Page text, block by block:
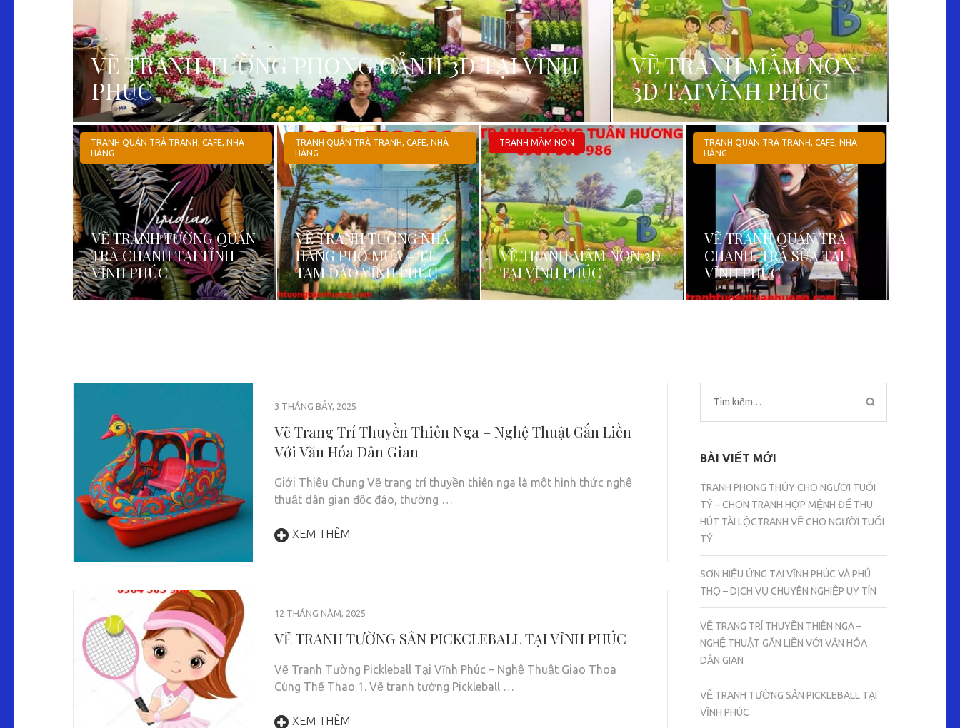
VẼ TRANH TƯỜNG PHONG CẢNH 3D TẠI VĨNH
PHÚC
VẼ TRANH MẦM NON
3D TẠI VĨNH PHÚC
TRANH QUÁN TRÀ TRANH, CAFE, NHÀ
HÀNG
VẼ TRANH TƯỜNG QUÁN
TRÀ CHANH TẠI TỈNH
VĨNH PHÚC
TRANH QUÁN TRÀ TRANH, CAFE, NHÀ
HÀNG
VẼ TRANH TƯỜNG NHÀ
HÀNG PHỐ MƯA – TT
TAM ĐẢO VĨNH PHÚC
TRANH MẦM NON
VẼ TRANH MẦM NON 3D
TẠI VĨNH PHÚC
TRANH QUÁN TRÀ TRANH, CAFE, NHÀ
HÀNG
VẼ TRANH QUÁN TRÀ
CHANH, TRÀ SỮA TẠI
VĨNH PHÚC
3 THÁNG BẢY, 2025
Vẽ Trang Trí Thuyền Thiên Nga – Nghệ Thuật Gắn Liền
Với Văn Hóa Dân Gian
Giới Thiệu Chung Vẽ trang trí thuyền thiên nga là một hình thức nghệ
thuật dân gian độc đáo, thường …
XEM THÊM
12 THÁNG NĂM, 2025
VẼ TRANH TƯỜNG SÂN PICKCLEBALL TẠI VĨNH PHÚC
Vẽ Tranh Tường Pickleball Tại Vĩnh Phúc – Nghệ Thuật Giao Thoa
Cùng Thể Thao 1. Vẽ tranh tường Pickleball …
XEM THÊM
Tìm
kiếm
BÀI VIẾT MỚI
TRANH PHONG THỦY CHO NGƯỜI TUỔI
TÝ – CHỌN TRANH HỢP MỆNH ĐỂ THU
HÚT TÀI LỘCTRANH VẼ CHO NGƯỜI TUỔI
TÝ
SƠN HIỆU ỨNG TẠI VĨNH PHÚC VÀ PHÚ
THỌ – DỊCH VỤ CHUYÊN NGHIỆP UY TÍN
VẼ TRANG TRÍ THUYỀN THIÊN NGA –
NGHỆ THUẬT GẮN LIỀN VỚI VĂN HÓA
DÂN GIAN
VẼ TRANH TƯỜNG SÂN PICKLEBALL TẠI
VĨNH PHÚC